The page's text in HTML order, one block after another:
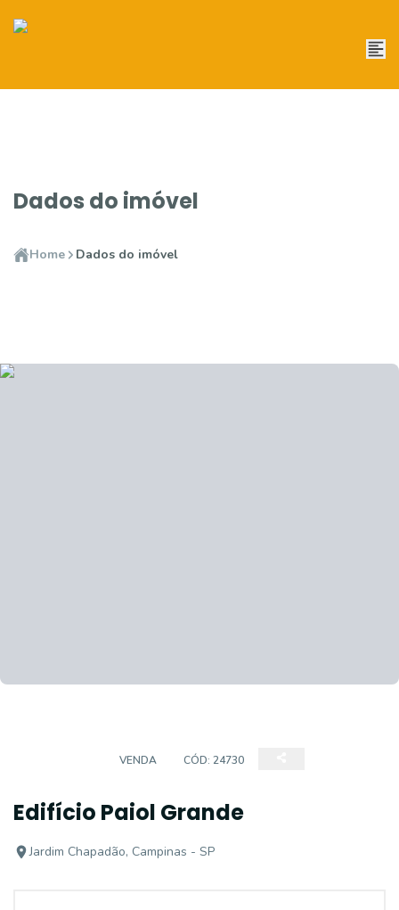
Dados do imóvel
Home Dados do imóvel
VENDA CÓD: 24730
Edifício Paiol Grande
Jardim Chapadão, Campinas - SP